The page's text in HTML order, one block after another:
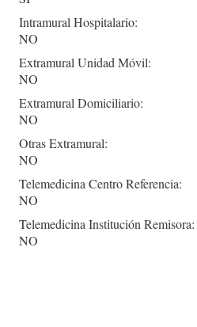
Intramural Hospitalario:
NO
Extramural Unidad Móvil:
NO
Extramural Domiciliario:
NO
Otras Extramural:
NO
Telemedicina Centro Referencia:
NO
Telemedicina Institución Remisora:
NO